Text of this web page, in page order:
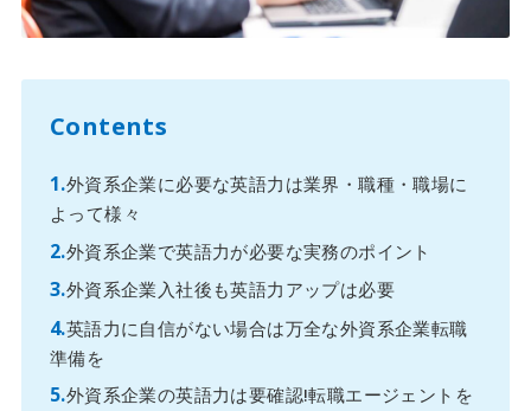
Contents
外資系企業に必要な英語力は業界・職種・職場に
よって様々
外資系企業で英語力が必要な実務のポイント
外資系企業入社後も英語力アップは必要
英語力に自信がない場合は万全な外資系企業転職
準備を
外資系企業の英語力は要確認!転職エージェントを